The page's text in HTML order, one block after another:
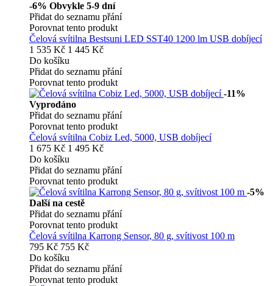
-6% Obvykle 5-9 dní
Přidat do seznamu přání
Porovnat tento produkt
Čelová svítilna Bestsuni LED SST40 1200 lm USB dobíjecí
1 535 Kč 1 445 Kč
Do košíku
Přidat do seznamu přání
Porovnat tento produkt
-11%
Vyprodáno
Přidat do seznamu přání
Porovnat tento produkt
Čelová svítilna Cobiz Led, 5000, USB dobíjecí
1 675 Kč 1 495 Kč
Do košíku
Přidat do seznamu přání
Porovnat tento produkt
-5%
Další na cestě
Přidat do seznamu přání
Porovnat tento produkt
Čelová svítilna Karrong Sensor, 80 g, svítivost 100 m
795 Kč 755 Kč
Do košíku
Přidat do seznamu přání
Porovnat tento produkt